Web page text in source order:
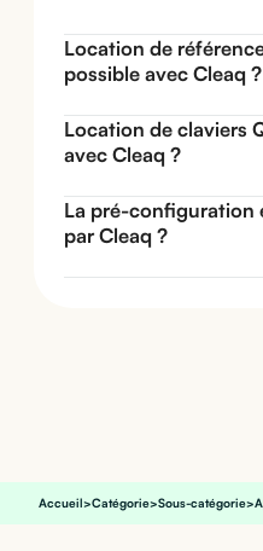
Location de
possible avec Cleaq ?
Location de claviers
avec Cleaq ?
La pré-configuration
par Cleaq ?
Accueil>Catégorie>Sous-catégorie>